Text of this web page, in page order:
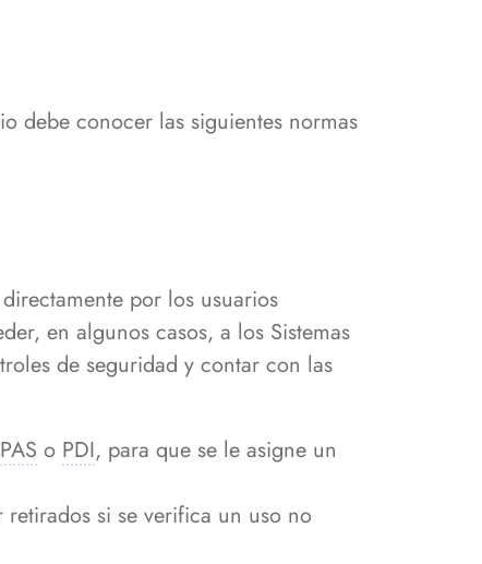
debe conocer las siguientes normas
por los usuarios
en algunos casos, a los Sistemas
de seguridad y contar con las
PAS o PDI, para que se le asigne un
si se verifica un uso no